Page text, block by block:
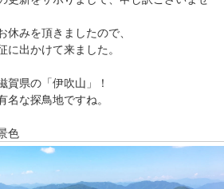
休みを頂きましたので、
に出かけて来ました。
賀県の「伊吹山」！
名な探鳥地ですね。
色